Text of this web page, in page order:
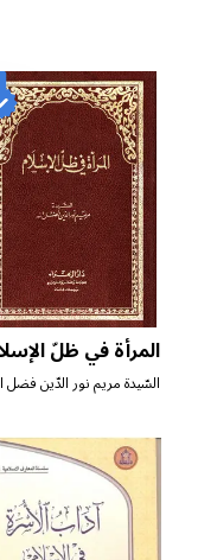
المرأة في ظلّ
السّيدة مريم نور الدّين فضل